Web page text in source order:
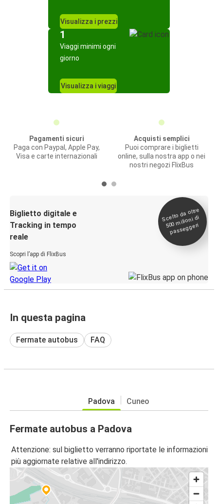
Visualizza i prezzi
1
Viaggi minimi ogni
giorno
Visualizza i viaggi
Pagamenti sicuri
Paga con Paypal, Apple Pay,
Visa e carte internazionali
Acquisti semplici
Puoi comprare i biglietti
online, sulla nostra app o nei
nostri negozi FlixBus
Biglietto digitale e
Tracking in tempo
reale
Scopri l’app di FlixBus
Scelto da oltre
500
milioni di
passeggeri
In questa pagina
Fermate autobus FAQ
Padova Cuneo
Fermate autobus a Padova
Attenzione: sul biglietto verranno riportate le informazioni
più aggiornate relative all'indirizzo.